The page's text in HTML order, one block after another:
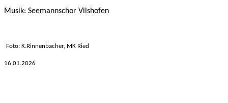
Musik: Seemannschor Vilshofen
Foto: K.Rinnenbacher, MK Ried
16.01.2026